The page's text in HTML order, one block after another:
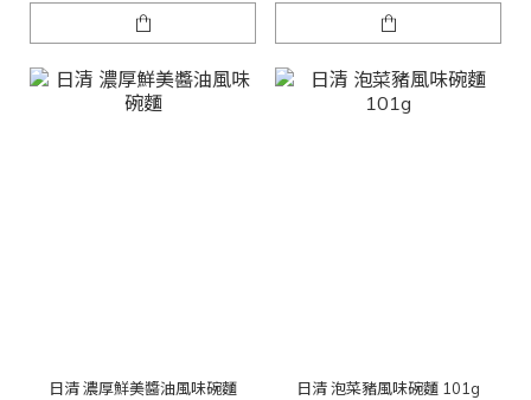
日清 濃厚鮮美醬油風味碗麵 日清 泡菜豬風味碗麵 101g